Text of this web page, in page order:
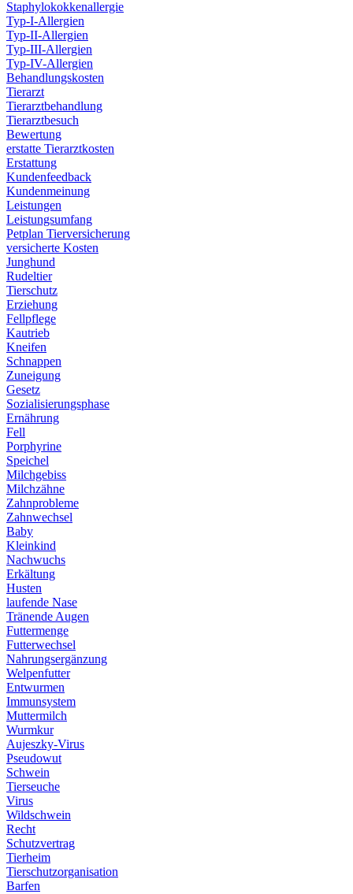
Staphylokokkenallergie
Typ-I-Allergien
Typ-II-Allergien
Typ-III-Allergien
Typ-IV-Allergien
Behandlungskosten
Tierarzt
Tierarztbehandlung
Tierarztbesuch
Bewertung
erstatte Tierarztkosten
Erstattung
Kundenfeedback
Kundenmeinung
Leistungen
Leistungsumfang
Petplan Tierversicherung
versicherte Kosten
Junghund
Rudeltier
Tierschutz
Erziehung
Fellpflege
Kautrieb
Kneifen
Schnappen
Zuneigung
Gesetz
Sozialisierungsphase
Ernährung
Fell
Porphyrine
Speichel
Milchgebiss
Milchzähne
Zahnprobleme
Zahnwechsel
Baby
Kleinkind
Nachwuchs
Erkältung
Husten
laufende Nase
Tränende Augen
Futtermenge
Futterwechsel
Nahrungsergänzung
Welpenfutter
Entwurmen
Immunsystem
Muttermilch
Wurmkur
Aujeszky-Virus
Pseudowut
Schwein
Tierseuche
Virus
Wildschwein
Recht
Schutzvertrag
Tierheim
Tierschutzorganisation
Barfen